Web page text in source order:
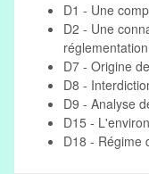
D1 - Une
D2 - Une
D7 - Origine
D8 -
D9 - Analyse
D15 -
D18 - Régime